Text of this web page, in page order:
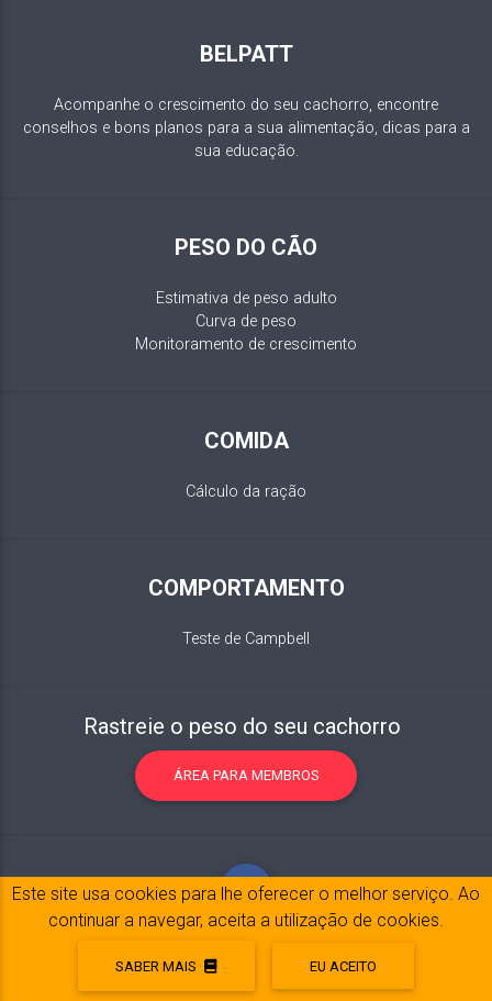
BELPATT
Acompanhe o crescimento do seu cachorro, encontre
conselhos e bons planos para a sua alimentação, dicas para a
sua educação.
PESO DO CÃO
Estimativa de peso adulto
Curva de peso
Monitoramento de crescimento
COMIDA
Cálculo da ração
COMPORTAMENTO
Teste de Campbell
Rastreie o peso do seu cachorro
ÁREA PARA MEMBROS
Notícia legal© 2017-2020 Copyright:belpatt.fr
Este site usa cookies para lhe oferecer o melhor serviço. Ao
continuar a navegar, aceita a utilização de cookies.
SABER MAIS EU ACEITO